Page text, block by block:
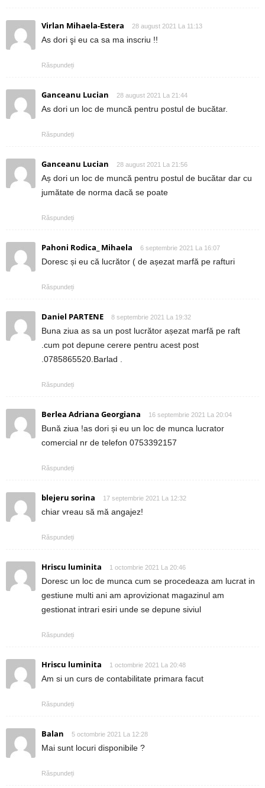
Virlan Mihaela-Estera 28 august 2021 La 11:13
As dori şi eu ca sa ma inscriu !!
Răspundeți
Ganceanu Lucian 28 august 2021 La 21:44
As dori un loc de muncă pentru postul de bucătar.
Răspundeți
Ganceanu Lucian 28 august 2021 La 21:56
Aș dori un loc de muncă pentru postul de bucătar dar cu
jumătate de norma dacă se poate
Răspundeți
Pahoni Rodica_ Mihaela 6 septembrie 2021 La 16:07
Doresc și eu că lucrător ( de așezat marfă pe rafturi
Răspundeți
Daniel PARTENE 8 septembrie 2021 La 19:32
Buna ziua as sa un post lucrător așezat marfă pe raft
.cum pot depune cerere pentru acest post
.0785865520.Barlad .
Răspundeți
Berlea Adriana Georgiana 16 septembrie 2021 La 20:04
Bună ziua !as dori și eu un loc de munca lucrator
comercial nr de telefon 0753392157
Răspundeți
blejeru sorina 17 septembrie 2021 La 12:32
chiar vreau să mă angajez!
Răspundeți
Hriscu luminita 1 octombrie 2021 La 20:46
Doresc un loc de munca cum se procedeaza am lucrat in
gestiune multi ani am aprovizionat magazinul am
gestionat intrari esiri unde se depune siviul
Răspundeți
Hriscu luminita 1 octombrie 2021 La 20:48
Am si un curs de contabilitate primara facut
Răspundeți
Balan 5 octombrie 2021 La 12:28
Mai sunt locuri disponibile ?
Răspundeți